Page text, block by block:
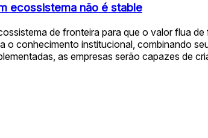
ecossistema não é stable
de fronteira para que o valor flua
o conhecimento institucional, combinando
as empresas serão capazes de